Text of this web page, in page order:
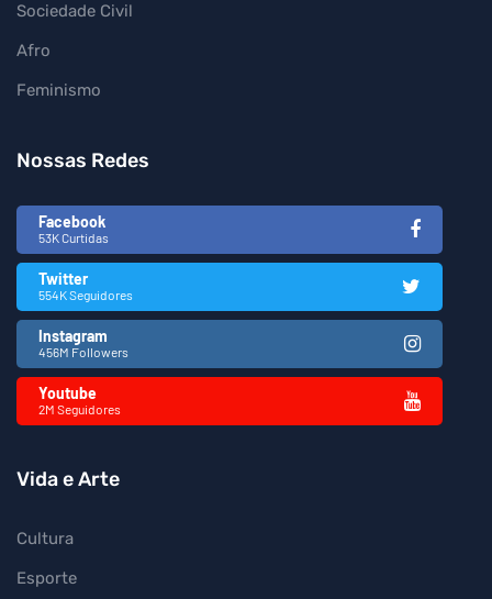
Sociedade Civil
Afro
Feminismo
Nossas Redes
Facebook
53K Curtidas
Twitter
554K Seguidores
Instagram
456M Followers
Youtube
2M Seguidores
Vida e Arte
Cultura
Esporte